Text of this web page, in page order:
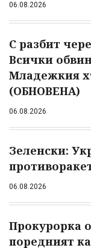
06.08.2026
С разбит
Всички
Младежкия
(ОБНОВЕНА)
06.08.2026
Зеленски:
06.08.2026
Прокурорка
поредният